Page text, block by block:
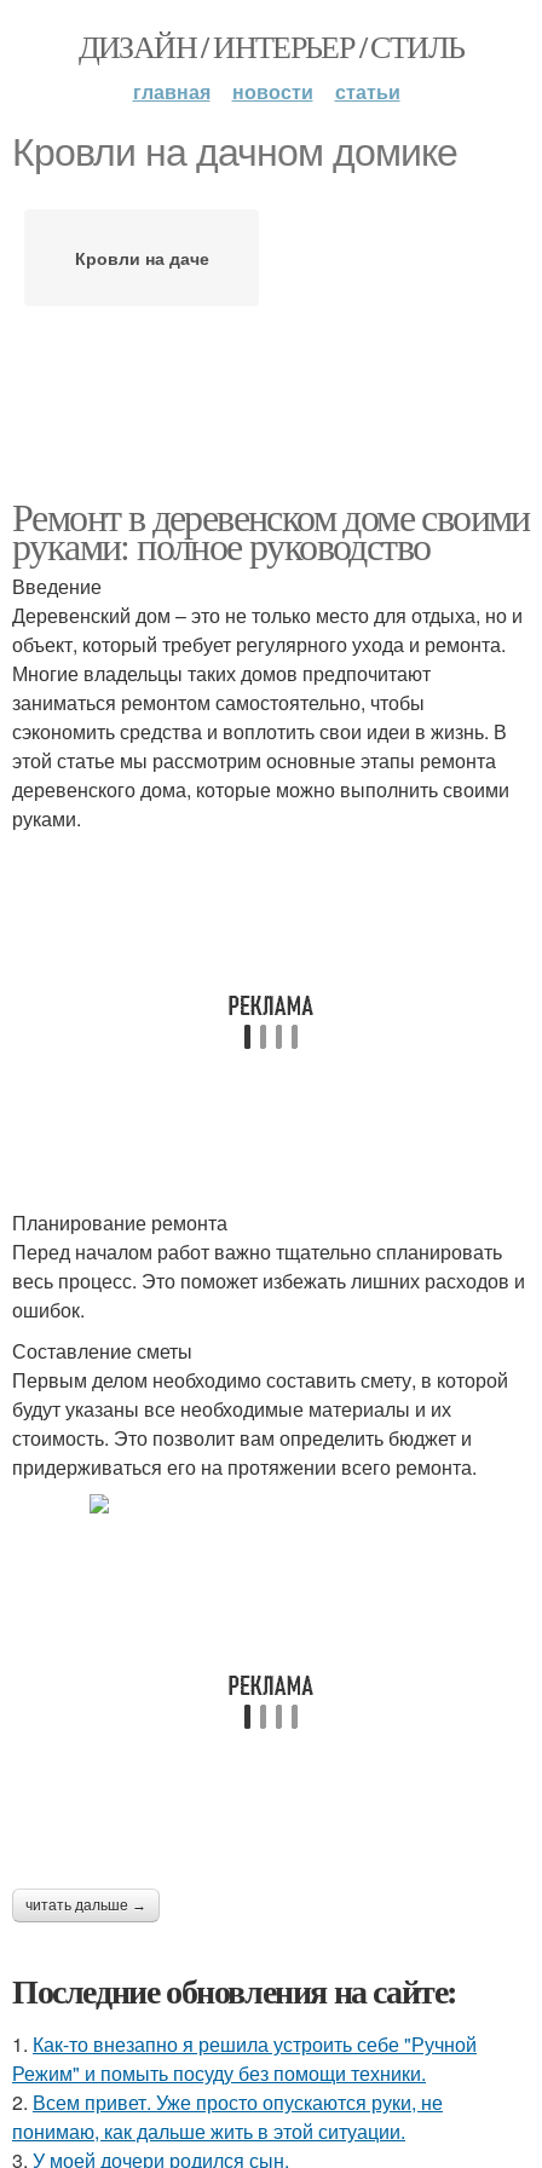
ДИЗАЙН / ИНТЕРЬЕР / СТИЛЬ
главная новости статьи
Кровли на дачном домике
Кровли на даче
Ремонт в деревенском доме своими
руками: полное руководство
Введение
Деревенский дом – это не только место для отдыха, но и
объект, который требует регулярного ухода и ремонта.
Многие владельцы таких домов предпочитают
заниматься ремонтом самостоятельно, чтобы
сэкономить средства и воплотить свои идеи в жизнь. В
этой статье мы рассмотрим основные этапы ремонта
деревенского дома, которые можно выполнить своими
руками.
Планирование ремонта
Перед началом работ важно тщательно спланировать
весь процесс. Это поможет избежать лишних расходов и
ошибок.
Составление сметы
Первым делом необходимо составить смету, в которой
будут указаны все необходимые материалы и их
стоимость. Это позволит вам определить бюджет и
придерживаться его на протяжении всего ремонта.
читать дальше →
Последние обновления на сайте:
1. Как-то внезапно я решила устроить себе "Ручной
Режим" и помыть посуду без помощи техники.
2. Всем привет. Уже просто опускаются руки, не
понимаю, как дальше жить в этой ситуации.
3. У моей дочери родился сын.